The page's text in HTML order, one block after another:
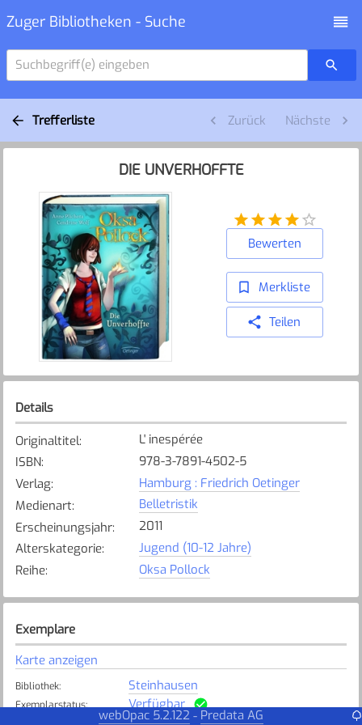
Zuger Bibliotheken - Suche
Suchbegriff(e) eingeben
Trefferliste Zurück Nächste
DIE UNVERHOFFTE
Bewerten
Merkliste
Teilen
Details
Originaltitel:
L' inespérée
ISBN:
978-3-7891-4502-5
Verlag:
Hamburg : Friedrich Oetinger
Medienart:
Belletristik
Erscheinungsjahr:
2011
Alterskategorie:
Jugend (10-12 Jahre)
Reihe: Oksa Pollock
Exemplare
Karte anzeigen
Bibliothek: Steinhausen
Exemplarstatus: Verfügbar
webOpac 5.2.122 - Predata AG